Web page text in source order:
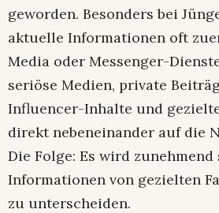
geworden. Besonders bei
aktuelle Informationen oft
Media oder Messenger-
seriöse Medien, private
Influencer-Inhalte und
direkt nebeneinander auf die
Die Folge: Es wird
Informationen von gezielten
zu unterscheiden.